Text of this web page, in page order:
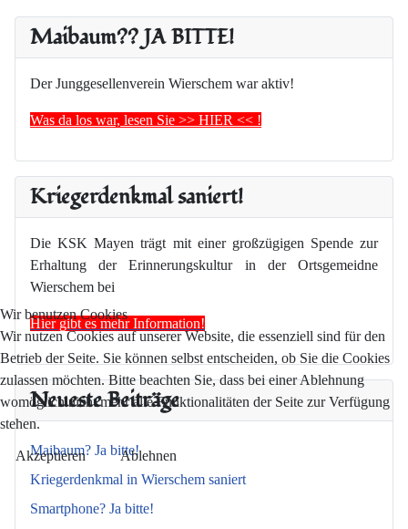
Maibaum?? JA BITTE!
Der Junggesellenverein Wierschem war aktiv!
Was da los war, lesen Sie >> HIER << !
Kriegerdenkmal saniert!
Die KSK Mayen trägt mit einer großzügigen Spende zur
Erhaltung der Erinnerungskultur in der Ortsgemeidne
Wierschem bei
Hier gibt es mehr Information!
Neueste Beiträge
Maibaum? Ja bitte!
Kriegerdenkmal in Wierschem saniert
Smartphone? Ja bitte!
Wir benutzen Cookies
Wir nutzen Cookies auf unserer Website, die essenziell sind für den
Betrieb der Seite. Sie können selbst entscheiden, ob Sie die Cookies
zulassen möchten. Bitte beachten Sie, dass bei einer Ablehnung
womöglich nicht mehr alle Funktionalitäten der Seite zur Verfügung
stehen.
Akzeptieren Ablehnen